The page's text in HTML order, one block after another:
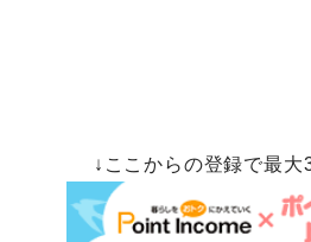
↓ここからの登録で最大